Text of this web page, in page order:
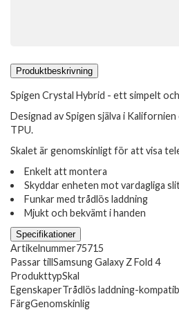
Produktbeskrivning
Spigen Crystal Hybrid - ett simpelt
Designad av Spigen själva i
TPU.
Skalet är genomskinligt för att visa
Enkelt att montera
Skyddar enheten mot vardagliga
Funkar med trådlös laddning
Mjukt och bekvämt i handen
Specifikationer
Artikelnummer75715
Passar tillSamsung Galaxy Z Fold 4
ProdukttypSkal
EgenskaperTrådlös laddning-
FärgGenomskinlig